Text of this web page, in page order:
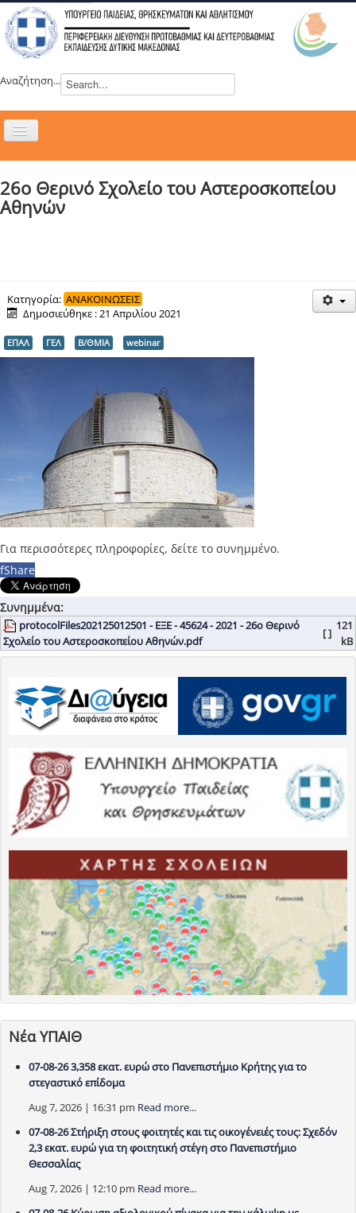
Αναζήτηση...
Εναλλαγή
ΝΕΑ
ΣΥΜΒΟΥΛΙΑ
ΔΡΑΣΕΙΣ
ΕΠΙΚΟΙΝΩΝΙΑ
ΕΞ ΑΠΟΣΤΑΣΕΩΣ ΕΚΠΑΙΔΕΥΣΗ
26ο Θερινό Σχολείο του Αστεροσκοπείου
Αθηνών
Κατηγορία: ΑΝΑΚΟΙΝΩΣΕΙΣ
Δημοσιεύθηκε : 21 Απριλίου 2021
ΕΠΑΛ ΓΕΛ Β/ΘΜΙΑ webinar
Για περισσότερες πληροφορίες, δείτε το συνημμένο.
fShare
Συνημμένα:
protocolFiles202125012501 - ΕΞΕ - 45624 - 2021 - 26ο Θερινό
Σχολείο του Αστεροσκοπείου Αθηνών.pdf
[ ]
121
kB
Νέα ΥΠΑΙΘ
07-08-26 3,358 εκατ. ευρώ στο Πανεπιστήμιο Κρήτης για το
στεγαστικό επίδομα
Aug 7, 2026 | 16:31 pm Read more...
07-08-26 Στήριξη στους φοιτητές και τις οικογένειές τους: Σχεδόν
2,3 εκατ. ευρώ για τη φοιτητική στέγη στο Πανεπιστήμιο
Θεσσαλίας
Aug 7, 2026 | 12:10 pm Read more...